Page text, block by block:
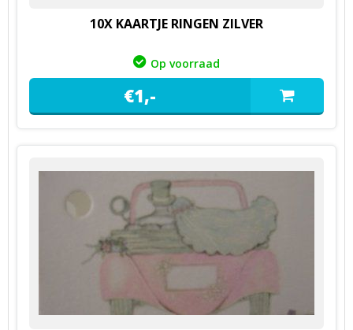
10X KAARTJE RINGEN ZILVER
Op voorraad
€1,-